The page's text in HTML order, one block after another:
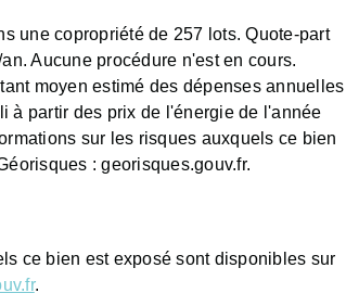
une copropriété de 257 lots. Quote-part
Aucune procédure n'est en cours.
moyen estimé des dépenses annuelles
à partir des prix de l'énergie de l'année
sur les risques auxquels ce bien
: georisques.gouv.fr.
ce bien est exposé sont disponibles sur
.